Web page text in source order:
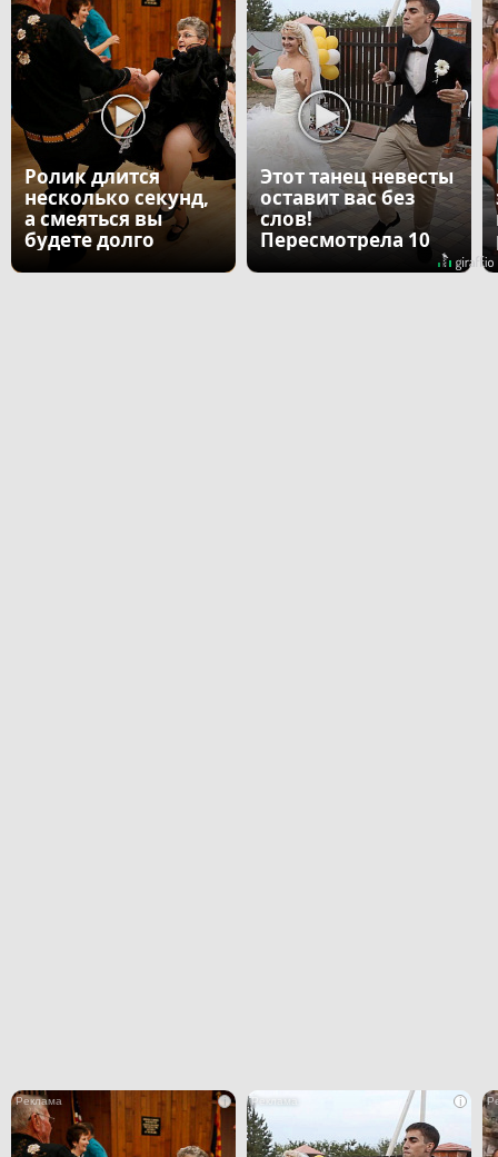
Ролик длится
несколько секунд,
а смеяться вы
будете долго
Этот танец невесты
оставит вас без
слов!
Пересмотрела 10
i i